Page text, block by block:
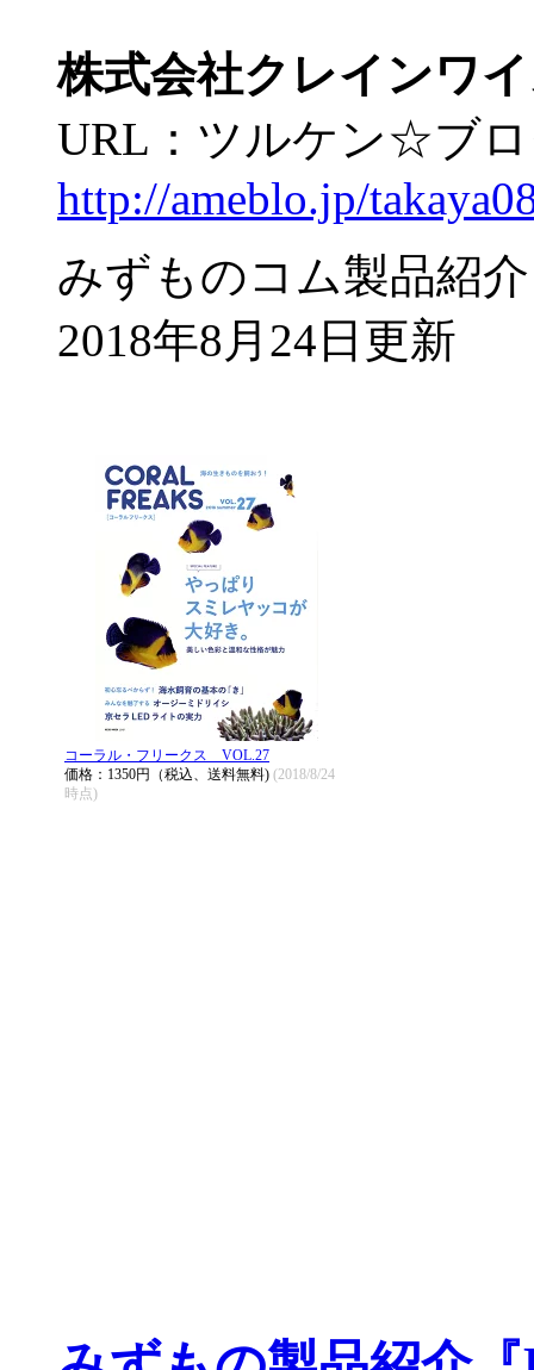
株式会社クレインワ
URL：ツルケン☆ブ
http://ameblo.jp/
みずものコム製品紹
2018年8月24日更新
コーラル・フリークス VOL.27
価格：1350円（税込、送料無料) (2018/8/24
時点)